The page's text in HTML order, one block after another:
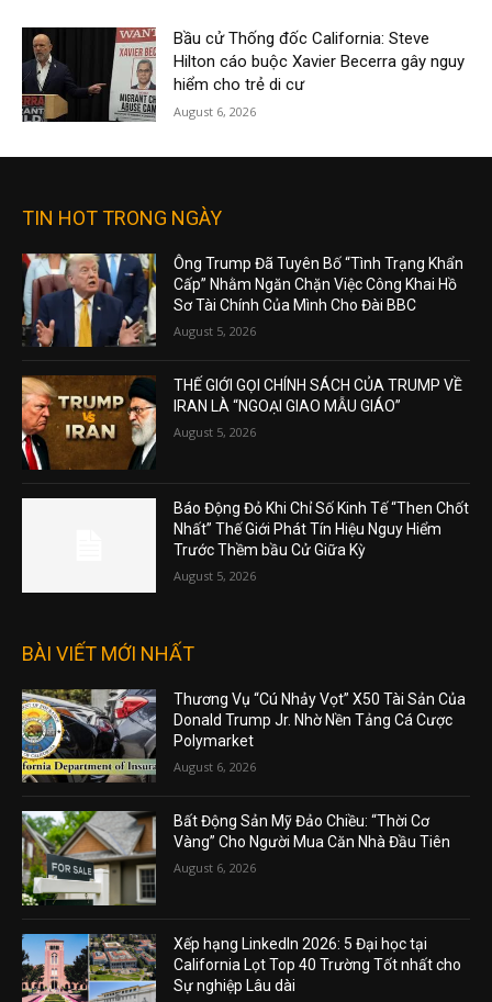
Bầu cử Thống đốc California: Steve
Hilton cáo buộc Xavier Becerra gây nguy
hiểm cho trẻ di cư
August 6, 2026
TIN HOT TRONG NGÀY
Ông Trump Đã Tuyên Bố “Tình Trạng Khẩn
Cấp” Nhằm Ngăn Chặn Việc Công Khai Hồ
Sơ Tài Chính Của Mình Cho Đài BBC
August 5, 2026
THẾ GIỚI GỌI CHÍNH SÁCH CỦA TRUMP VỀ
IRAN LÀ “NGOẠI GIAO MẪU GIÁO”
August 5, 2026
Báo Động Đỏ Khi Chỉ Số Kinh Tế “Then Chốt
Nhất” Thế Giới Phát Tín Hiệu Nguy Hiểm
Trước Thềm bầu Cử Giữa Kỳ
August 5, 2026
BÀI VIẾT MỚI NHẤT
Thương Vụ “Cú Nhảy Vọt” X50 Tài Sản Của
Donald Trump Jr. Nhờ Nền Tảng Cá Cược
Polymarket
August 6, 2026
Bất Động Sản Mỹ Đảo Chiều: “Thời Cơ
Vàng” Cho Người Mua Căn Nhà Đầu Tiên
August 6, 2026
Xếp hạng LinkedIn 2026: 5 Đại học tại
California Lọt Top 40 Trường Tốt nhất cho
Sự nghiệp Lâu dài